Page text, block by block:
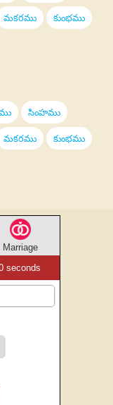
మకరము కుంభము
సింహము
మకరము కుంభము
Marriage
seconds